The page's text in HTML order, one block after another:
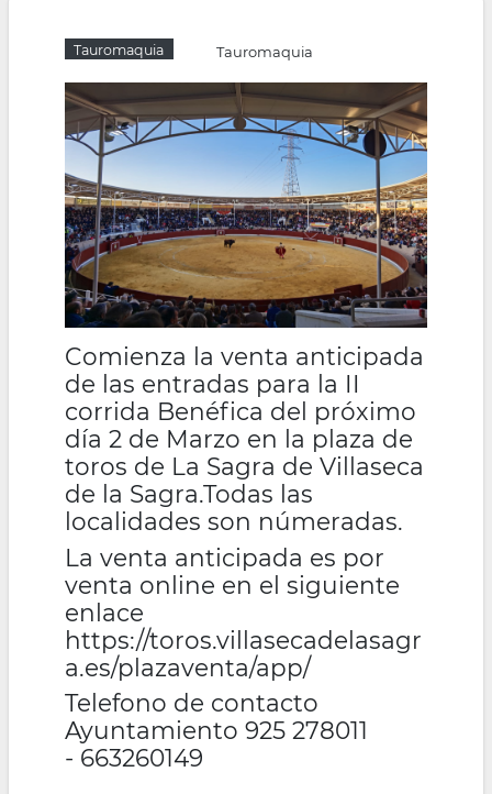
navegación
Tauromaquia Tauromaquia
Comienza la venta anticipada
de las entradas para la II
corrida Benéfica del próximo
día 2 de Marzo en la plaza de
toros de La Sagra de Villaseca
de la Sagra.Todas las
localidades son númeradas.
La venta anticipada es por
venta online en el siguiente
enlace
https://toros.villasecadelasagr
a.es/plazaventa/app/
Telefono de contacto
Ayuntamiento 925 278011
- 663260149